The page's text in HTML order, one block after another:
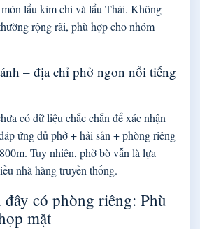
lẩu kim chi và lẩu Thái. Không
rộng rãi, phù hợp cho nhóm
– địa chỉ phở ngon nổi tiếng
có dữ liệu chắc chắn để xác nhận
ứng đủ phở + hải sản + phòng riêng
Tuy nhiên, phở bò vẫn là lựa
nhà hàng truyền thống.
đây có phòng riêng: Phù
mặt